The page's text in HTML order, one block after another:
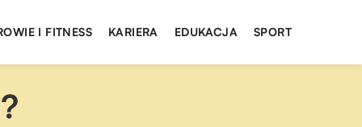
I FITNESS KARIERA EDUKACJA SPORT